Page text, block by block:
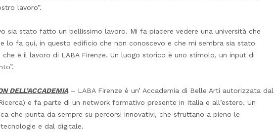
lavoro”.
sia stato fatto un bellissimo lavoro. Mi fa piacere vedere una università che
lo fa qui, in questo edificio che non conoscevo e che mi sembra sia stato
è il lavoro di LABA Firenze. Un luogo storico è uno stimolo, un input di
DELL’ACCADEMIA– LABA Firenze è un’ Accademia di Belle Arti autorizzata dal
e fa parte di un network formativo presente in Italia e all’estero. Un
che punta da sempre su percorsi innovativi, che sfruttano a pieno le
e dal digitale.